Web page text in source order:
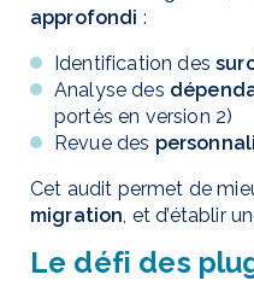
approfondi :
Identification des
Analyse des
portés en version 2)
Revue des
Cet audit permet de
migration , et d’établir
Le défi des